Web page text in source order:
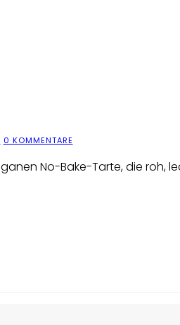
0 KOMMENTARE
No-Bake-Tarte, die roh,